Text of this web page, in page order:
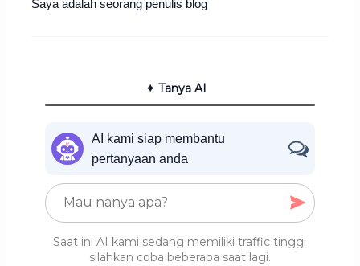
Saya adalah seorang penulis blog
✦ Tanya AI
AI kami siap membantu
pertanyaan anda
Saat ini AI kami sedang memiliki traffic tinggi
silahkan coba beberapa saat lagi.